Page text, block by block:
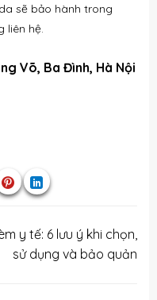
sẽ bảo hành trong
liên hệ.
Võ, Ba Đình, Hà Nội
y tế: 6 lưu ý khi chọn,
sử dụng và bảo quản